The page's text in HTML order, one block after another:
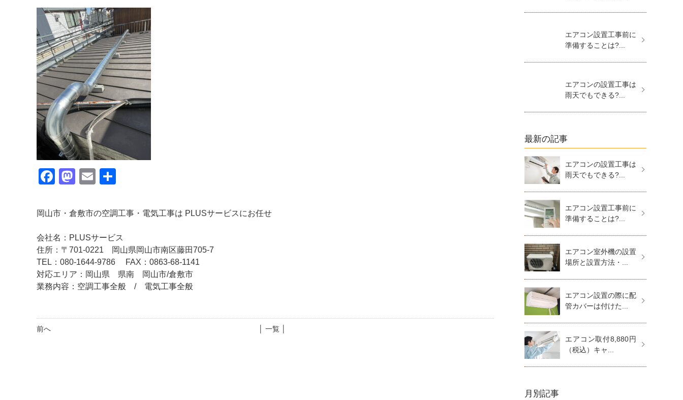
Facebook
Mastodon
Email
岡山市・倉敷市の空調工事・電気工事は PLUSサービスにお任せ
会社名：PLUSサービス
住所：〒701-0221 岡山県岡山市南区藤田705-7
TEL：080-1644-9786
FAX：0863-68-1141
対応エリア：岡山県 県南 岡山市/倉敷市
業務内容：空調工事全般 / 電気工事全般
前へ │ 一覧 │
エアコン設置工事前に
準備することは?...
エアコンの設置工事は
雨天でもできる?...
最新の記事
エアコンの設置工事は
雨天でもできる?...
エアコン設置工事前に
準備することは?...
エアコン室外機の設置
場所と設置方法・...
エアコン設置の際に配
管カバーは付けた...
エアコン取付8,880円
（税込）キャ...
月別記事